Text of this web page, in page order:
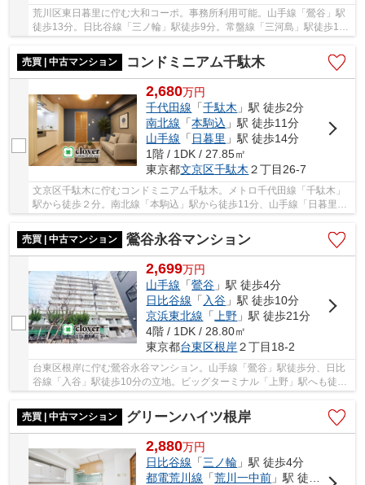
荒川区東日暮里に佇む大和コーポ。事務所利用可能。山手線「鶯谷」駅
徒歩13分。日比谷線「三ノ輪」駅徒歩9分。常盤線「三河島」駅徒歩12
売買 | 中古マンション
コンドミニアム千駄木
2,680万円
千代田線 「千駄木 」駅 徒歩2分
南北線 「本駒込 」駅 徒歩11分
山手線 「 日暮里 」駅 徒歩14分
1階 / 1DK / 27.85㎡
東京都文京区千駄木 ２丁目26-7
文京区千駄木に佇むコンドミニアム千駄木。メトロ千代田線「千駄木」
駅から徒歩２分。南北線「本駒込」駅から徒歩11分、山手線「日暮里」
駅から徒歩14分。下町情緒と、静かな暮らしや...
売買 | 中古マンション
鶯谷永谷マンション
2,699万円
山手線 「鶯谷 」駅 徒歩4分
日比谷線 「 入谷 」駅 徒歩10分
京浜東北線 「 上野 」駅 徒歩21分
4階 / 1DK / 28.80㎡
東京都台東区根岸２丁目18-2
台東区根岸に佇む鶯谷永谷マンション。山手線「鶯谷」駅徒歩分、日比
谷線「入谷」駅徒歩10分の立地。ビッグターミナル「上野」駅へも徒歩
21分。周辺には買い物施設や飲食店が充実し、...
売買 | 中古マンション
グリーンハイツ根岸
2,880万円
日比谷線 「三ノ輪 」駅 徒歩4分
都電荒川線 「荒川一中前 」駅 徒歩12分